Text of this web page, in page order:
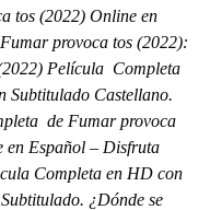
tos (2022) Online en
provoca tos (2022):
Película  Completa
Subtitulado Castellano.
de Fumar provoca
en Español – Disfruta
Completa en HD con
¿Dónde se